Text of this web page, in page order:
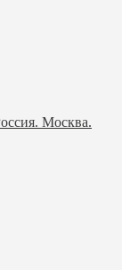
Москва.